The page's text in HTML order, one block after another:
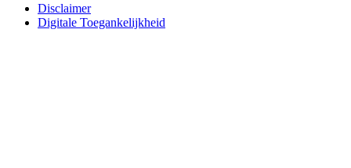
Disclaimer
Digitale Toegankelijkheid